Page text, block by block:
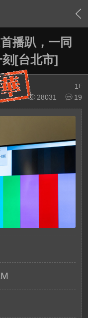
播趴，一同
[台北市]
1 F
28031
19